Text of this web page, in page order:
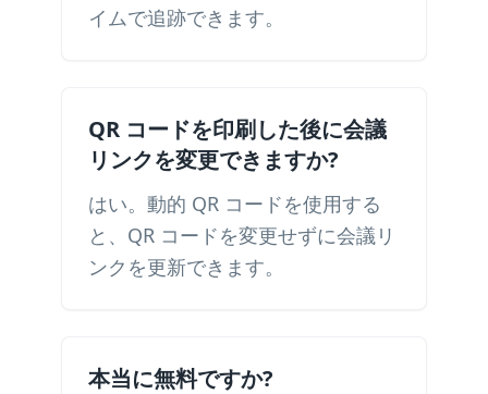
イムで追跡できます。
QR コードを印刷した後に会議
リンクを変更できますか?
はい。動的 QR コードを使用する
と、QR コードを変更せずに会議リ
ンクを更新できます。
本当に無料ですか?